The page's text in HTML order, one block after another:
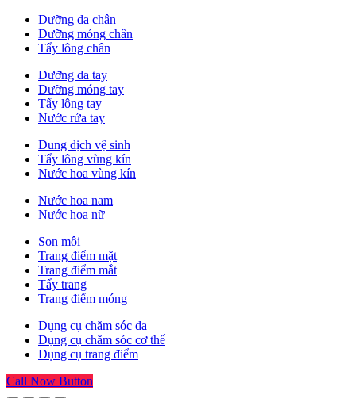
Dưỡng da chân
Dưỡng móng chân
Tẩy lông chân
Dưỡng da tay
Dưỡng móng tay
Tẩy lông tay
Nước rửa tay
Dung dịch vệ sinh
Tẩy lông vùng kín
Nước hoa vùng kín
Nước hoa nam
Nước hoa nữ
Son môi
Trang điểm mặt
Trang điểm mắt
Tẩy trang
Trang điểm móng
Dụng cụ chăm sóc da
Dụng cụ chăm sóc cơ thể
Dụng cụ trang điểm
Call Now Button